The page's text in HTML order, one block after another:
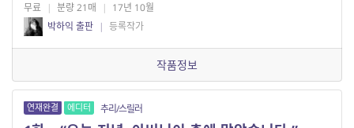
무료 | 분량 21매 | 17년 10월
박하익 출판 | 등록작가
작품정보
연재완결 에디터 추리/스릴러